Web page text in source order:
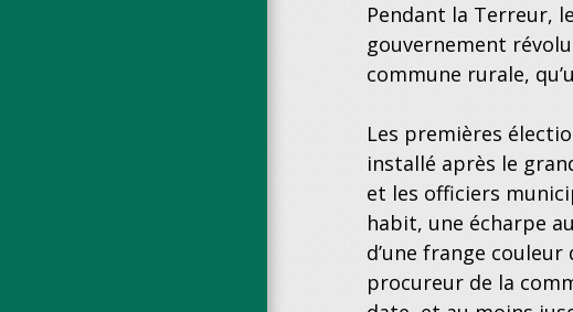
Pendant la Terreur,
gouvernement
commune rurale,
Les premières
installé après le
et les officiers
habit, une écharpe
d’une frange
procureur de la